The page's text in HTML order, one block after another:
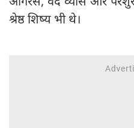
श्रेष्ठ शिष्य भी थे।